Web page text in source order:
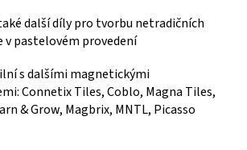
další díly pro tvorbu netradičních
v pastelovém provedení
s dalšími magnetickými
Connetix Tiles, Coblo, Magna Tiles,
& Grow, Magbrix, MNTL, Picasso